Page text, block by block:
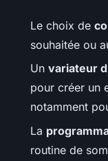
Le choix de
souhaitée ou
Un variateur
pour créer un
notamment
La
routine de